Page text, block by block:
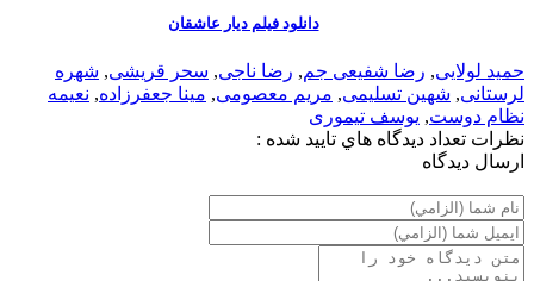
دانلود فیلم دیار عاشقان
حمید لولایی, رضا شفیعی جم, رضا ناجی, سحر قریشی, شهره
لرستانی, شهین تسلیمی, مریم معصومی, مینا جعفرزاده, نعیمه
نظام دوست, یوسف تیموری
نظرات تعداد ديدگاه هاي تاييد شده :
ارسال ديدگاه